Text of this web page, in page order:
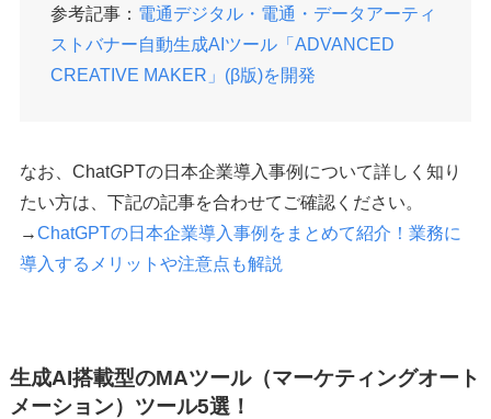
参考記事： 電通デジタル・電通・データアーティ
ストバナー自動生成AIツール「ADVANCED
CREATIVE MAKER」(β版)を開発
なお、ChatGPTの日本企業導入事例について詳しく知り
たい方は、下記の記事を合わせてご確認ください。
→ChatGPTの日本企業導入事例をまとめて紹介！業務に
導入するメリットや注意点も解説
生成AI搭載型のMAツール（マーケティングオート
メーション）ツール5選！